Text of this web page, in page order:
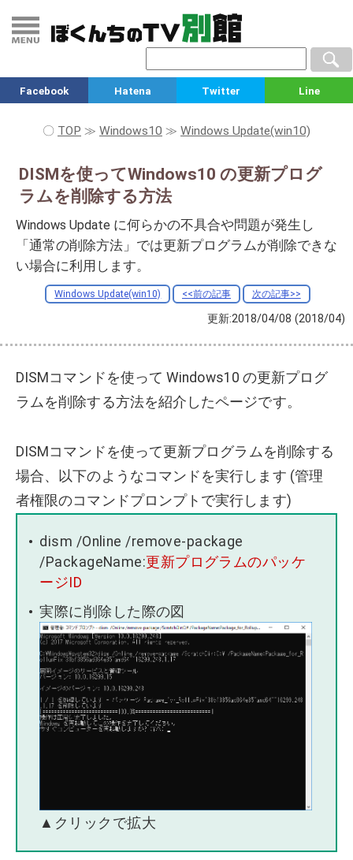
Facebook Hatena Twitter Line
〇 TOP ≫ Windows10 ≫ Windows Update(win10)
DISMを使ってWindows10 の更新プログ
ラムを削除する方法
Windows Update に何らかの不具合や問題が発生し
「通常の削除方法」では更新プログラムが削除できな
い場合に利用します。
Windows Update(win10) <<前の記事 次の記事>>
更新:2018/04/08 (2018/04)
DISMコマンドを使って Windows10 の更新プログ
ラムを削除する方法を紹介したページです。
DISMコマンドを使って更新プログラムを削除する
場合、以下のようなコマンドを実行します (管理
者権限のコマンドプロンプトで実行します)
dism /Online /remove-package
/PackageName:更新プログラムのパッケ
ージID
実際に削除した際の図
▲クリックで拡大